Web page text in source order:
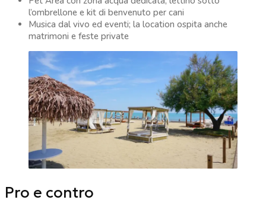
l’ombrellone e kit di benvenuto per cani
Musica dal vivo ed eventi; la location ospita anche
matrimoni e feste private
Pro e contro